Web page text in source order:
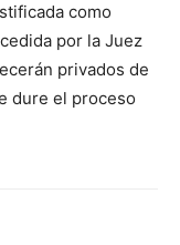
como
por la Juez
privados de
dure el proceso